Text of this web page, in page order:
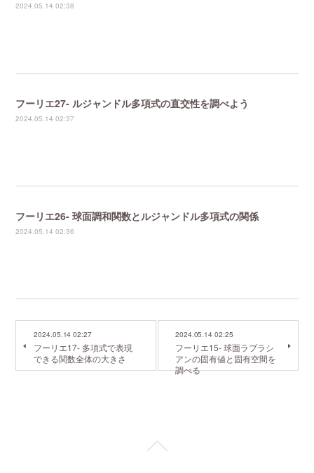
2024.05.14 02:38
フーリエ27- ルジャンドル多項式の直交性を調べよう
2024.05.14 02:37
フーリエ26- 球面調和関数とルジャンドル多項式の関係
2024.05.14 02:36
2024.05.14 02:27
フーリエ17- 多項式で表現
できる関数全体の大きさ
2024.05.14 02:25
フーリエ15- 球面ラプラシ
アンの固有値と固有空間を
調べる